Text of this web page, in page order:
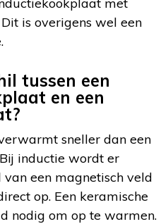
is overigens wel een
tussen een
en een
sneller dan een
inductie wordt er
een magnetisch veld
op. Een keramische
nodig om op te warmen.